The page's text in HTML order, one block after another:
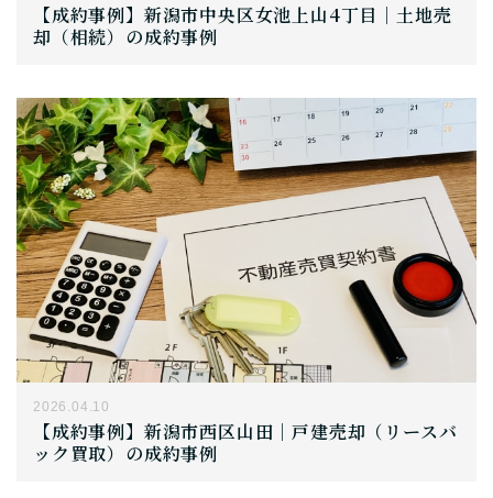
【成約事例】新潟市中央区女池上山4丁目｜土地売
却（相続）の成約事例
2026.04.10
【成約事例】新潟市西区山田｜戸建売却（リースバ
ック買取）の成約事例